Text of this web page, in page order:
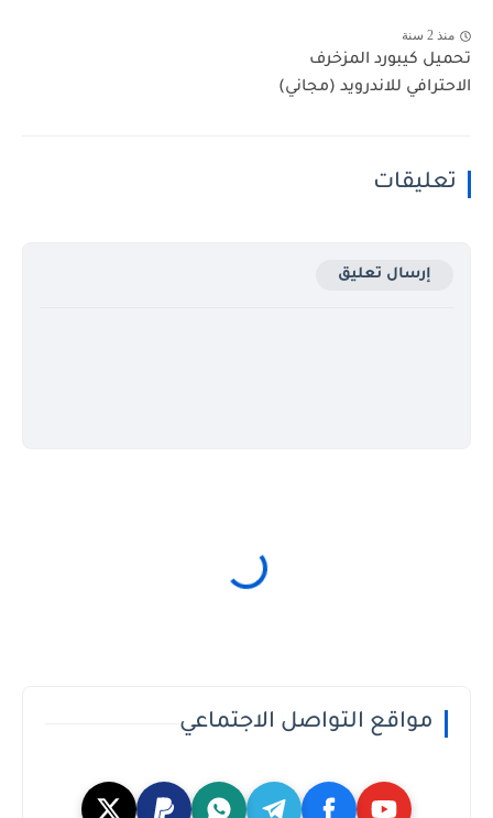
منذ 2 سنة
تحميل كيبورد المزخرف
الاحترافي للاندرويد (مجاني)
تعليقات
إرسال تعليق
مواقع التواصل الاجتماعي